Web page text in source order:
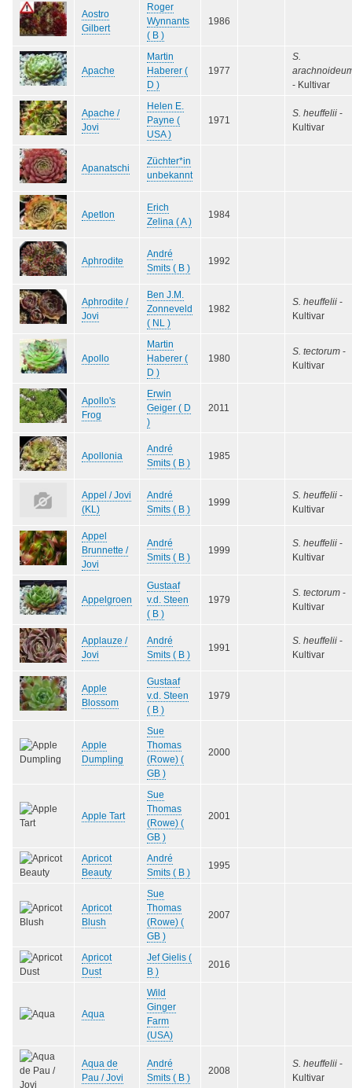
Aostro
Gilbert
Roger
Wynnants
( B )
1986
Apache
Martin
Haberer (
D )
1977
S.
- Kultivar
Apache /
Jovi
Helen E.
Payne (
USA )
1971
S. heuffelii -
Kultivar
Apanatschi
Züchter*in
unbekannt
Apetlon
Erich
Zelina ( A )
1984
Aphrodite
André
Smits ( B )
1992
Aphrodite /
Jovi
Ben J.M.
Zonneveld
( NL )
1982
S. heuffelii -
Kultivar
Apollo
Martin
Haberer (
D )
1980
S. tectorum -
Kultivar
Apollo's
Frog
Erwin
Geiger ( D
)
2011
Apollonia
André
Smits ( B )
1985
Appel / Jovi
(KL)
André
Smits ( B )
1999
S. heuffelii -
Kultivar
Appel
Brunnette /
Jovi
André
Smits ( B )
1999
S. heuffelii -
Kultivar
Appelgroen
Gustaaf
v.d. Steen
( B )
1979
S. tectorum -
Kultivar
Applauze /
Jovi
André
Smits ( B )
1991
S. heuffelii -
Kultivar
Apple
Blossom
Gustaaf
v.d. Steen
( B )
1979
Apple
Dumpling
Sue
Thomas
(Rowe) (
GB )
2000
Apple Tart
Sue
Thomas
(Rowe) (
GB )
2001
Apricot
Beauty
André
Smits ( B )
1995
Apricot
Blush
Sue
Thomas
(Rowe) (
GB )
2007
Apricot
Dust
Jef Gielis (
B )
2016
Aqua
Wild
Ginger
Farm
(USA)
Aqua de
Pau / Jovi
André
Smits ( B )
2008
S. heuffelii -
Kultivar